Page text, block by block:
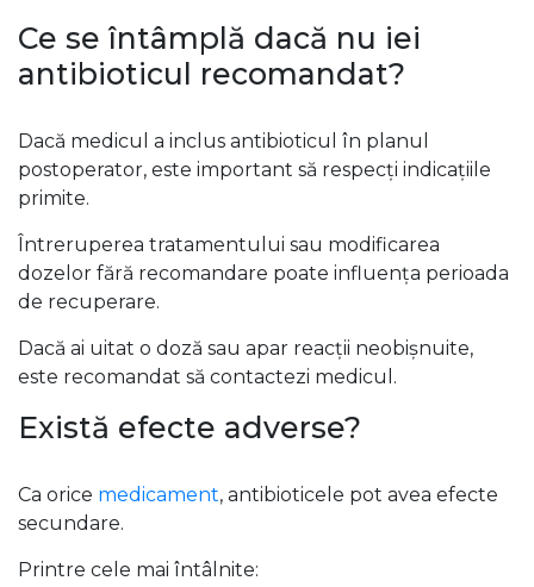
Ce se întâmplă dacă nu iei
antibioticul recomandat?
Dacă medicul a inclus antibioticul în planul
postoperator, este important să respecți indicațiile
primite.
Întreruperea tratamentului sau modificarea
dozelor fără recomandare poate influența perioada
de recuperare.
Dacă ai uitat o doză sau apar reacții neobișnuite,
este recomandat să contactezi medicul.
Există efecte adverse?
Ca orice medicament, antibioticele pot avea efecte
secundare.
Printre cele mai întâlnite: